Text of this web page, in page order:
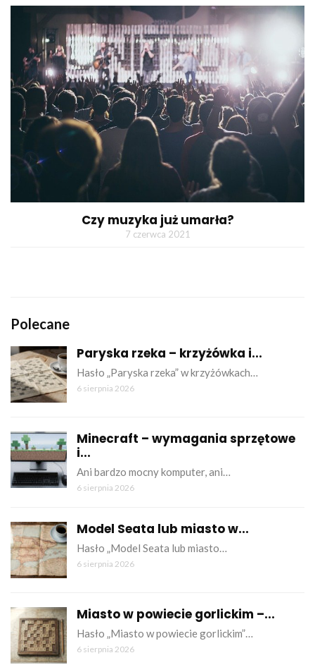
Czy muzyka już umarła?
7 czerwca 2021
Polecane
Paryska rzeka – krzyżówka i...
Hasło „Paryska rzeka” w krzyżówkach…
6 sierpnia 2026
Minecraft – wymagania sprzętowe
i...
Ani bardzo mocny komputer, ani…
6 sierpnia 2026
Model Seata lub miasto w...
Hasło „Model Seata lub miasto…
6 sierpnia 2026
Miasto w powiecie gorlickim –...
Hasło „Miasto w powiecie gorlickim”…
6 sierpnia 2026